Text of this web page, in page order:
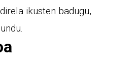
ikusten badugu,